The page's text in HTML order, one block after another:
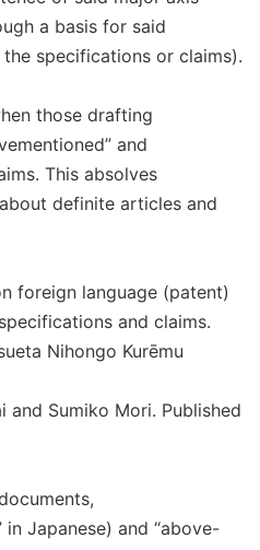
a basis for said
specifications or claims).
those drafting
and
This absolves
definite articles and
foreign language (patent)
and claims.
Nihongo Kurēmu
and Sumiko Mori. Published
in Japanese) and “above-